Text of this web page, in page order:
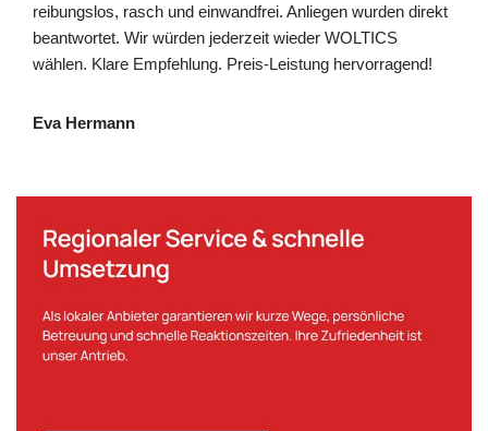
reibungslos, rasch und einwandfrei. Anliegen wurden direkt
beantwortet. Wir würden jederzeit wieder WOLTICS
wählen. Klare Empfehlung. Preis-Leistung hervorragend!
Eva Hermann